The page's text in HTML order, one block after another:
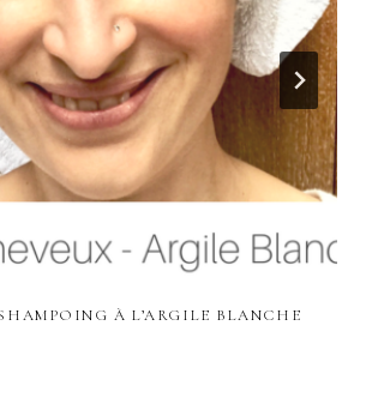
À L’ARGILE BLANCHE